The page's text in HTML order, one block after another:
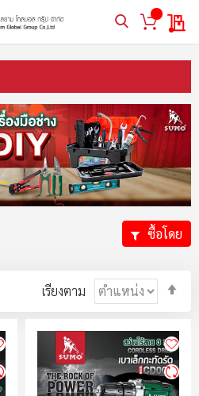
My
เรียงตาม
ซื้อโดย